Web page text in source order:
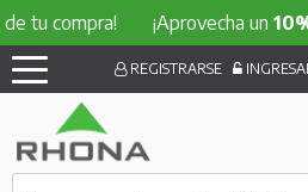
tu compra! ¡Aprovecha un10%
REGISTRARSE